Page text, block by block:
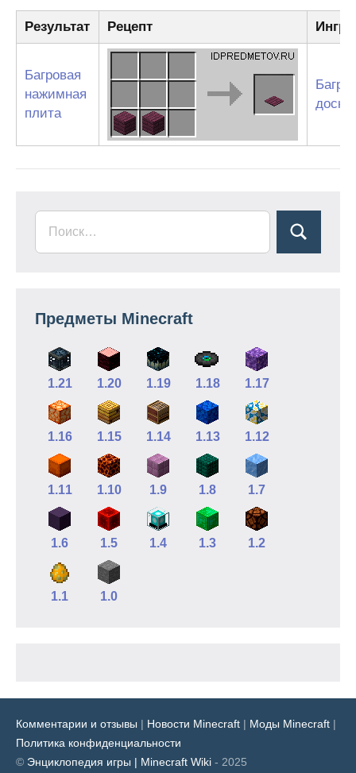
Результат Рецепт
Багровая
нажимная
плита
доски
Предметы Minecraft
1.21 1.20 1.19 1.18 1.17
1.16 1.15 1.14 1.13 1.12
1.11 1.10 1.9 1.8 1.7
1.6 1.5 1.4 1.3 1.2
1.1 1.0
Комментарии и отзывы | Новости Minecraft | Моды Minecraft |
Политика конфиденциальности
© Энциклопедия игры | Minecraft Wiki - 2025